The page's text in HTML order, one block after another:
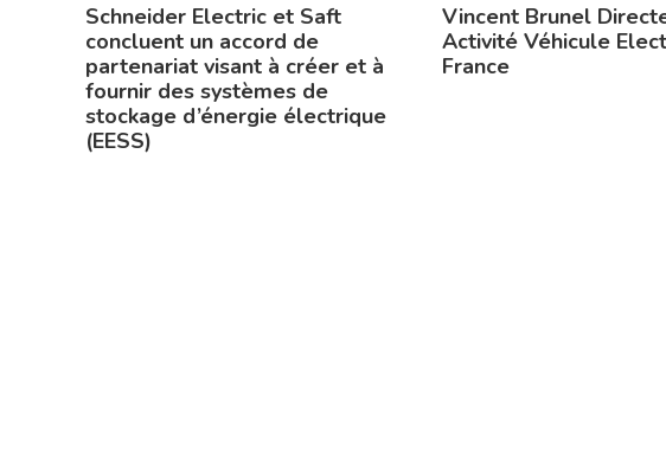
Schneider Electric et Saft
concluent un accord de
partenariat visant à créer et à
fournir des systèmes de
stockage d’énergie électrique
(EESS)
Vincent Brunel
Activité Véhicule
France